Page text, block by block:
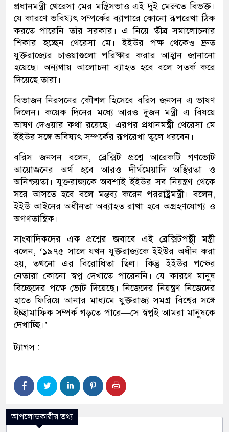
প্রধানমন্ত্রী থেরেসা মের মন্ত্রিসভাও এই দুই মেরুতে বিভক্ত।
যে কারণে ভবিষ্যৎ সম্পর্কের ব্যাপারে কোনো রূপরেখা ঠিক
করতে পারেনি তাঁর সরকার। এ নিয়ে তীব্র সমালোচনার
শিকার হচ্ছেন থেরেসা মে। ইইউর পক্ষ থেকেও দ্রুত
যুক্তরাজ্যের চাওয়াগুলো পরিষ্কার করার আহ্বান জানানো
হয়েছে। অন্যথায় আলোচনা ব্যাহত হবে বলে সতর্ক করে
দিয়েছে তারা।
বিভাজন নিরসনের কৌশল হিসেবে বরিস জনসন এ ভাষণ
দিলেন। কয়েক দিনের মধ্যে আরও দুজন মন্ত্রী এ বিষয়ে
ভাষণ দেওয়ার কথা রয়েছে। এরপর প্রধানমন্ত্রী থেরেসা মে
ইইউর সঙ্গে ভবিষ্যৎ সম্পর্কের রূপরেখা তুলে ধরবেন।
বরিস জনসন বলেন, ব্রেক্সিট প্রশ্নে আরেকটি গণভোট
আয়োজনের অর্থ হবে আরও দীর্ঘমেয়াদি অস্থিরতা ও
অনিশ্চয়তা। যুক্তরাজ্যকে অবশ্যই ইইউর সব নিয়ন্ত্রণ থেকে
সরে আসতে হবে বলে মন্তব্য করেন পররাষ্ট্রমন্ত্রী। বলেন,
ইইউ আইনের অধীনতা অব্যাহত রাখা হবে অগ্রহণযোগ্য ও
অগণতান্ত্রিক।
সাংবাদিকদের এক প্রশ্নের জবাবে এই ব্রেক্সিটপন্থী মন্ত্রী
বলেন, ‘১৯৭৫ সালে যখন যুক্তরাজ্যকে ইইউর অধীন করা
হয়, তখনো এর বিরোধিতা ছিল। কিন্তু ইইউর পক্ষের
নেতারা কোনো স্বপ্ন দেখাতে পারেননি। যে কারণে মানুষ
বিচ্ছেদের পক্ষে ভোট দিয়েছে। নিজেদের নিয়ন্ত্রণ নিজেদের
হাতে ফিরিয়ে আনার মাধ্যমে যুক্তরাজ্য সমগ্র বিশ্বের সঙ্গে
ইচ্ছামাফিক সম্পর্ক গড়তে পারে—সে স্বপ্নই আমরা মানুষকে
দেখাচ্ছি।’
ট্যাগস :
আপলোডকারীর তথ্য